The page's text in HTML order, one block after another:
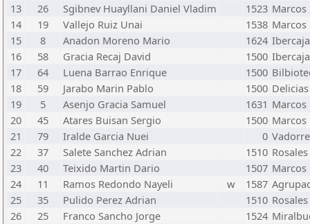
13
26 Sgibnev Huayllani Daniel Vladim 1523 Marcos
14
19 Vallejo Ruiz Unai 1538 Marcos
15
8 Anadon Moreno Mario 1624 Ibercaja
16
58 Gracia Recaj David 1500 Ibercaja
17
64 Luena Barrao Enrique 1500
18
59 Jarabo Marin Pablo 1500 Delicias
19
5 Asenjo Gracia Samuel 1631 Marcos
20
45 Atares Buisan Sergio 1500 Marcos
21
79 Iralde Garcia Nuei 0
22
37 Salete Sanchez Adrian 1510
23
40 Teixido Martin Dario 1507 Marcos
24
11 Ramos Redondo Nayeli w 1587
25
35 Pulido Perez Adrian 1510
26
25 Franco Sancho Jorge 1524